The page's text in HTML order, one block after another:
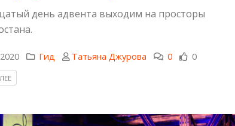
день адвента выходим на просторы
Гид Татьяна Джурова 0 0